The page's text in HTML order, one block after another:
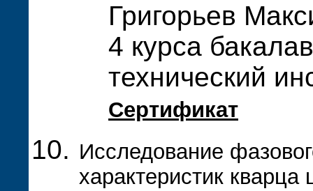
Григорьев
4 курса
технический
Сертификат
Исследование
характеристик